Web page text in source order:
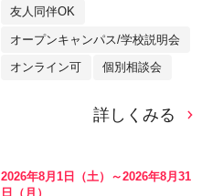
友人同伴OK
オープンキャンパス/学校説明会
オンライン可 個別相談会
詳しくみる
2026年8月1日（土）～2026年8月31
日（月）